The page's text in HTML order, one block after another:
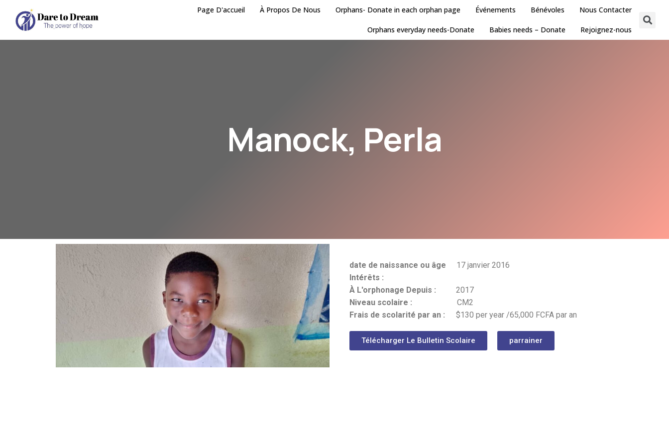
Page D'accueil À Propos De Nous Orphans- Donate in each orphan page Événements Bénévoles Nous Contacter
Orphans everyday needs-Donate Babies needs – Donate Rejoignez-nous
Manock, Perla
date de naissance ou âge
17 janvier 2016
Intérêts :
À L'orphonage Depuis :
2017
Niveau scolaire :
CM2
Frais de scolarité par an :
$130 per year /65,000 FCFA par an
Télécharger Le Bulletin Scolaire parrainer